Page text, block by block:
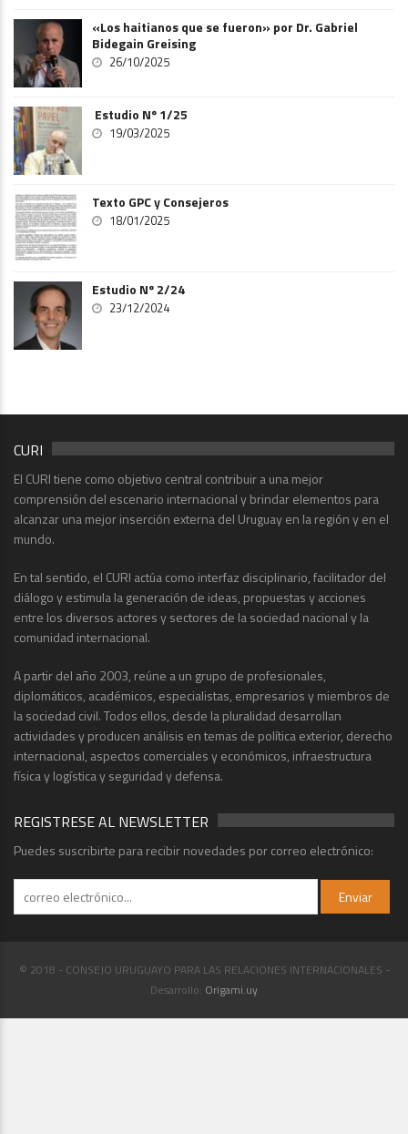
«Los haitianos que se fueron» por Dr. Gabriel
Bidegain Greising
26/10/2025
Estudio Nº 1/25
19/03/2025
Texto GPC y Consejeros
18/01/2025
Estudio Nº 2/24
23/12/2024
CURI
El CURI tiene como objetivo central contribuir a una mejor
comprensión del escenario internacional y brindar elementos para
alcanzar una mejor inserción externa del Uruguay en la región y en el
mundo.
En tal sentido, el CURI actúa como interfaz disciplinario, facilitador del
diálogo y estimula la generación de ideas, propuestas y acciones
entre los diversos actores y sectores de la sociedad nacional y la
comunidad internacional.
A partir del año 2003, reúne a un grupo de profesionales,
diplomáticos, académicos, especialistas, empresarios y miembros de
la sociedad civil. Todos ellos, desde la pluralidad desarrollan
actividades y producen análisis en temas de política exterior, derecho
internacional, aspectos comerciales y económicos, infraestructura
física y logística y seguridad y defensa.
REGISTRESE AL NEWSLETTER
Puedes suscribirte para recibir novedades por correo electrónico:
© 2018 - CONSEJO URUGUAYO PARA LAS RELACIONES INTERNACIONALES -
Desarrollo: Origami.uy